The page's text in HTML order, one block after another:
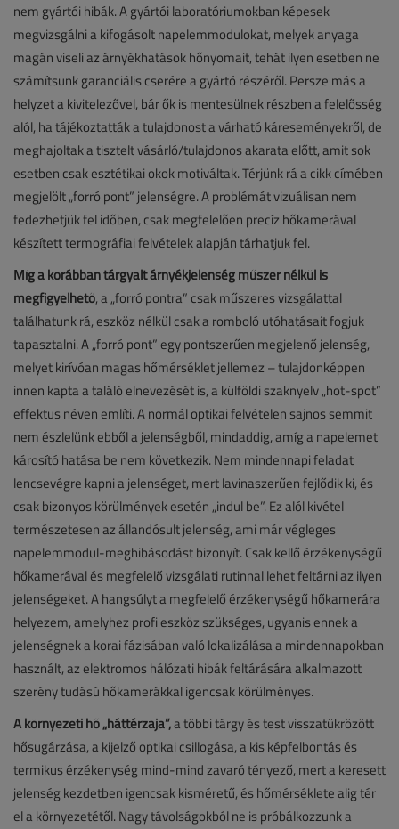
nem gyártói hibák. A gyártói laboratóriumokban képesek
megvizsgálni a kifogásolt napelemmodulokat, melyek anyaga
magán viseli az árnyékhatások hőnyomait, tehát ilyen esetben ne
számítsunk garanciális cserére a gyártó részéről. Persze más a
helyzet a kivitelezővel, bár ők is mentesülnek részben a felelősség
alól, ha tájékoztatták a tulajdonost a várható káreseményekről, de
meghajoltak a tisztelt vásárló/tulajdonos akarata előtt, amit sok
esetben csak esztétikai okok motiváltak. Térjünk rá a cikk címében
megjelölt „forró pont” jelenségre. A problémát vizuálisan nem
fedezhetjük fel időben, csak megfelelően precíz hőkamerával
készített termográfiai felvételek alapján tárhatjuk fel.
Míg a korábban tárgyalt árnyékjelenség műszer nélkül is
megfigyelhető, a „forró pontra” csak műszeres vizsgálattal
találhatunk rá, eszköz nélkül csak a romboló utóhatásait fogjuk
tapasztalni. A „forró pont” egy pontszerűen megjelenő jelenség,
melyet kirívóan magas hőmérséklet jellemez – tulajdonképpen
innen kapta a találó elnevezését is, a külföldi szaknyelv „hot-spot”
effektus néven említi. A normál optikai felvételen sajnos semmit
nem észlelünk ebből a jelenségből, mindaddig, amíg a napelemet
károsító hatása be nem következik. Nem mindennapi feladat
lencsevégre kapni a jelenséget, mert lavinaszerűen fejlődik ki, és
csak bizonyos körülmények esetén „indul be”. Ez alól kivétel
természetesen az állandósult jelenség, ami már végleges
napelemmodul-meghibásodást bizonyít. Csak kellő érzékenységű
hőkamerával és megfelelő vizsgálati rutinnal lehet feltárni az ilyen
jelenségeket. A hangsúlyt a megfelelő érzékenységű hőkamerára
helyezem, amelyhez profi eszköz szükséges, ugyanis ennek a
jelenségnek a korai fázisában való lokalizálása a mindennapokban
használt, az elektromos hálózati hibák feltárására alkalmazott
szerény tudású hőkamerákkal igencsak körülményes.
A környezeti hő „háttérzaja”,a többi tárgy és test visszatükrözött
hősugárzása, a kijelző optikai csillogása, a kis képfelbontás és
termikus érzékenység mind-mind zavaró tényező, mert a keresett
jelenség kezdetben igencsak kisméretű, és hőmérséklete alig tér
el a környezetétől. Nagy távolságokból ne is próbálkozzunk a